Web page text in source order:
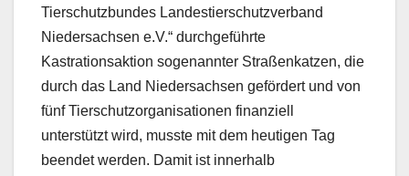
Tierschutzbundes Landestierschutzverband
Niedersachsen e.V.“ durchgeführte
Kastrationsaktion sogenannter Straßenkatzen, die
durch das Land Niedersachsen gefördert und von
fünf Tierschutzorganisationen finanziell
unterstützt wird, musste mit dem heutigen Tag
beendet werden. Damit ist innerhalb